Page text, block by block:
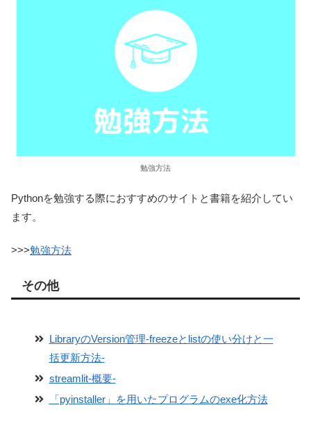
勉強方法
Pythonを勉強する際におすすめのサイトと書籍を紹介してい
ます。
>>>勉強方法
その他
LibraryのVersion管理-freezeとlistの使い分けと一
括更新方法-
streamlit-概要-
「pyinstaller」を用いたプログラムのexe化方法